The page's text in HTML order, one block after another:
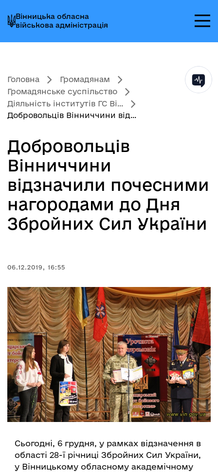
до
головного
меню
до
головного
вмісту
до
головного
колонтитула
Вінницька обласна
військова адміністрація
Головна
Громадянам
Громадянське суспільство
Діяльність інститутів ГС Ві...
Добровольців Вінниччини від...
Добровольців
Вінниччини
відзначили почесними
нагородами до Дня
Збройних Сил України
06.12.2019, 16:55
Сьогодні, 6 грудня, у рамках відзначення в
області 28-ї річниці Збройних Сил України,
у Вінницькому обласному академічному